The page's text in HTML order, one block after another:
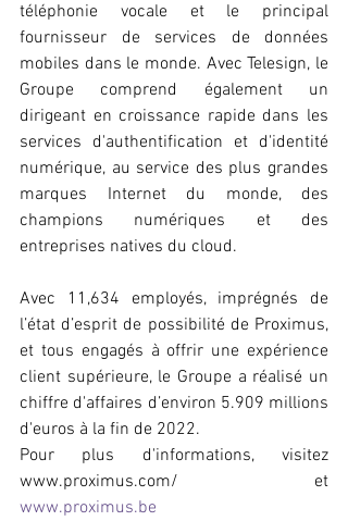
téléphonie vocale et le principal
fournisseur de services de données
mobiles dans le monde. Avec Telesign, le
Groupe comprend également un
dirigeant en croissance rapide dans les
services d'authentification et d'identité
numérique, au service des plus grandes
marques Internet du monde, des
champions numériques et des
entreprises natives du cloud.
Avec 11,634 employés, imprégnés de
l’état d’esprit de possibilité de Proximus,
et tous engagés à offrir une expérience
client supérieure, le Groupe a réalisé un
chiffre d'affaires d’environ 5.909 millions
d'euros à la fin de 2022.
Pour plus d'informations, visitez
www.proximus.be